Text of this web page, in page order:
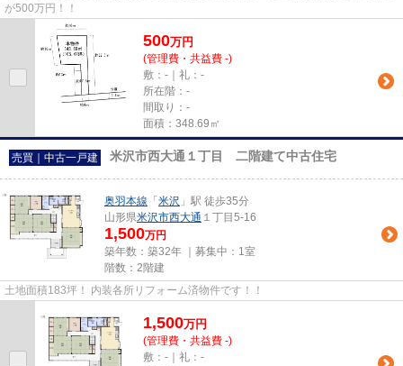
が500万円！！
500万円
(管理費・共益費 -)
敷：-｜礼：-
所在階：-
間取り：-
面積：348.69㎡
売買｜中古一戸建 米沢市西大通１丁目 二階建て中古住宅
奥羽本線 「 米沢 」駅 徒歩35分
山形県米沢市西大通 １丁目5-16
1,500万円
築年数：築32年 ｜募集中： 1室
階数：2階建
土地面積183坪！ 内装各所リフォーム済物件です！！
1,500万円
(管理費・共益費 -)
敷：-｜礼：-